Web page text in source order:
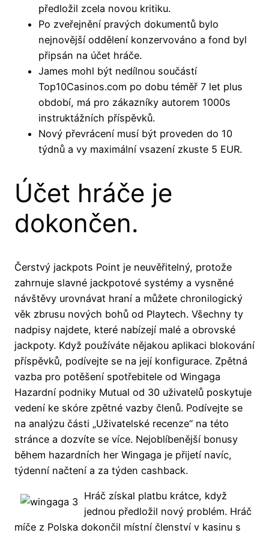
předložil zcela novou kritiku.
Po zveřejnění pravých dokumentů bylo
nejnovější oddělení konzervováno a fond byl
připsán na účet hráče.
James mohl být nedílnou součástí
Top10Casinos.com po dobu téměř 7 let plus
období, má pro zákazníky autorem 1000s
instruktážních příspěvků.
Nový převrácení musí být proveden do 10
týdnů a vy maximální vsazení zkuste 5 EUR.
Účet hráče je
dokončen.
Čerstvý jackpots Point je neuvěřitelný, protože
zahrnuje slavné jackpotové systémy a vysněné
návštěvy urovnávat hraní a můžete chronilogický
věk zbrusu nových bohů od Playtech. Všechny ty
nadpisy najdete, které nabízejí malé a obrovské
jackpoty. Když používáte nějakou aplikaci blokování
příspěvků, podívejte se na její konfigurace. Zpětná
vazba pro potěšení spotřebitele od Wingaga
Hazardní podniky Mutual od 30 uživatelů poskytuje
vedení ke skóre zpětné vazby členů. Podívejte se
na analýzu části „Uživatelské recenze“ na této
stránce a dozvíte se více. Nejoblíbenější bonusy
během hazardních her Wingaga je přijetí navíc,
týdenní načtení a za týden cashback.
Hráč získal platbu krátce, když
jednou předložil nový problém. Hráč
míče z Polska dokončil místní členství v kasinu s